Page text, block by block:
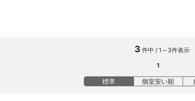
3 件中 / 1～3件表示
1
標準 個室安い順